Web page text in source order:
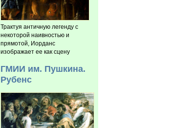
Трактуя античную легенду с
некоторой наивностью и
прямотой, Иорданс
изображает ее как сцену
ГМИИ им. Пушкина.
Рубенс